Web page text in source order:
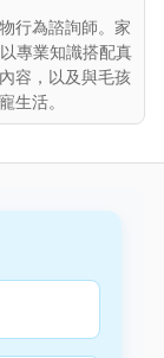
行為諮詢師。家
專業知識搭配真
容，以及與毛孩
生活。